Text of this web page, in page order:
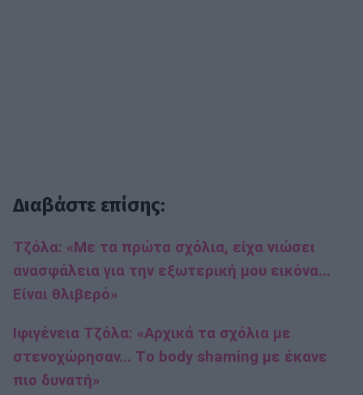
Διαβάστε επίσης:
Τζόλα: «Με τα πρώτα σχόλια, είχα νιώσει
ανασφάλεια για την εξωτερική μου εικόνα...
Είναι θλιβερό»
Ιφιγένεια Τζόλα: «Αρχικά τα σχόλια με
στενοχώρησαν... Τo body shaming με έκανε
πιο δυνατή»